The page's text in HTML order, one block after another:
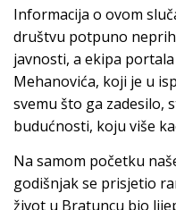
Informacija o ovom
društvu potpuno
javnosti, a ekipa portala
Mehanovića, koji je u
svemu što ga zadesilo,
budućnosti, koju više
Na samom početku
godišnjak se prisjetio
život u Bratuncu bio